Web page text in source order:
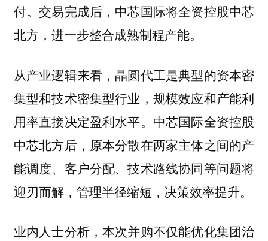
付。交易完成后，中芯国际将全资控股中芯
北方，进一步整合成熟制程产能。
从产业逻辑来看，晶圆代工是典型的资本密
集型和技术密集型行业，规模效应和产能利
用率直接决定盈利水平。中芯国际全资控股
中芯北方后，原本分散在两家主体之间的产
能调度、客户分配、技术路线协同等问题将
迎刃而解，管理半径缩短，决策效率提升。
业内人士分析，本次并购不仅能优化集团治